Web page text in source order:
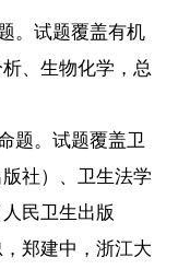
。试题覆盖有机
、生物化学，总
题。试题覆盖卫
社）、卫生法学
民卫生出版
郑建中，浙江大